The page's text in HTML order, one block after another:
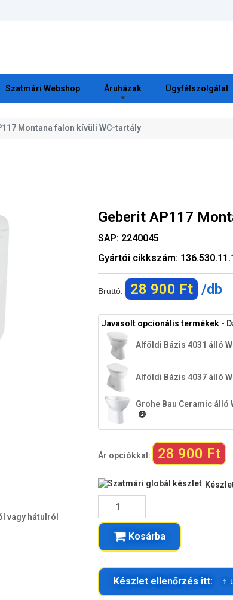
Szatmári Webshop Áruházak Ügyfélszolgálat
Montana falon kívüli WC-tartály
vagy hátulról
Geberit AP117
SAP: 2240045
Gyártói cikkszám:
Bruttó: 28 900 Ft /db
Javasolt opcionális termékek -
Alföldi Bázis 4031 álló
Alföldi Bázis 4037 álló
Grohe Bau Ceramic
Ár opciókkal: 28 900 Ft
Kosárba
Készlet ellenőrzés itt: ↑ ↓